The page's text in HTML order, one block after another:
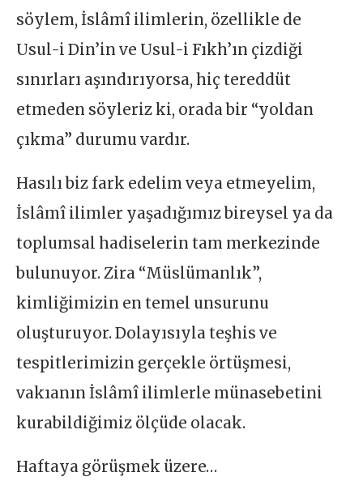
söylem, İslâmî ilimlerin, özellikle de
Usul-i Din’in ve Usul-i Fıkh’ın çizdiği
sınırları aşındırıyorsa, hiç tereddüt
etmeden söyleriz ki, orada bir “yoldan
çıkma” durumu vardır.
Hasılı biz fark edelim veya etmeyelim,
İslâmî ilimler yaşadığımız bireysel ya da
toplumsal hadiselerin tam merkezinde
bulunuyor. Zira “Müslümanlık”,
kimliğimizin en temel unsurunu
oluşturuyor. Dolayısıyla teşhis ve
tespitlerimizin gerçekle örtüşmesi,
vakıanın İslâmî ilimlerle münasebetini
kurabildiğimiz ölçüde olacak.
Haftaya görüşmek üzere…